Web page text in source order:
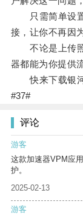
只需简单设置
接，让你不再因
不论是上传照
器都能为你提供
快来下载银河
#37#
评论
游客
这款加速器VPM应
护。
2025-02-13
游客